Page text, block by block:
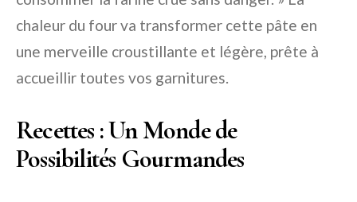
chaleur du four va transformer cette pâte en
une merveille croustillante et légère, prête à
accueillir toutes vos garnitures.
Recettes : Un Monde de
Possibilités Gourmandes